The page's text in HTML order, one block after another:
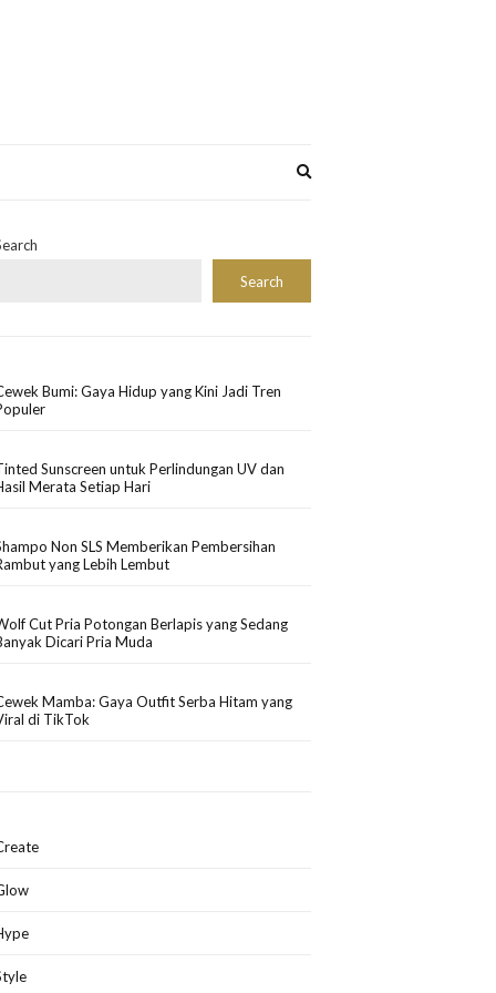
Search
Bumi: Gaya Hidup yang Kini Jadi Tren
Sunscreen untuk Perlindungan UV dan
Merata Setiap Hari
Non SLS Memberikan Pembersihan
yang Lebih Lembut
Cut Pria Potongan Berlapis yang Sedang
Dicari Pria Muda
Mamba: Gaya Outfit Serba Hitam yang
di TikTok